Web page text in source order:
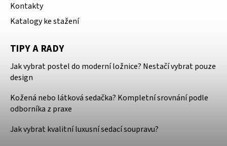
Kontakty
Katalogy ke stažení
TIPY A RADY
Jak vybrat postel do moderní ložnice? Nestačí vybrat pouze
design
Kožená nebo látková sedačka? Kompletní srovnání podle
odborníka z praxe
Jak vybrat kvalitní luxusní sedací soupravu?